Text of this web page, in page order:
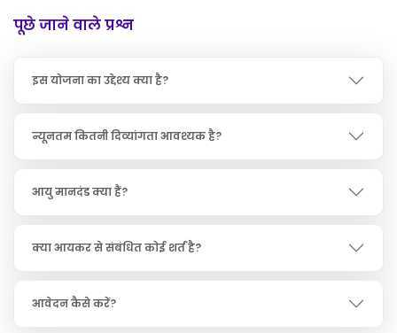
पूछे जाने वाले प्रश्न
इस योजना का उद्देश्य क्या है?
न्यूनतम कितनी दिव्यांगता आवश्यक है?
आयु मानदंड क्या हैं?
क्या आयकर से संबंधित कोई शर्त है?
आवेदन कैसे करें?